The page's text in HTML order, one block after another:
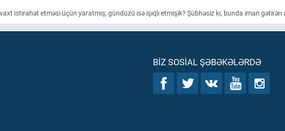
istirahət etməsi üçün yaratmış, gündüzü isə işıqlı etmişik? Şübhəsiz ki, bunda iman gətirən
BIZ SOSIAL ŞƏBƏKƏLƏRDƏ